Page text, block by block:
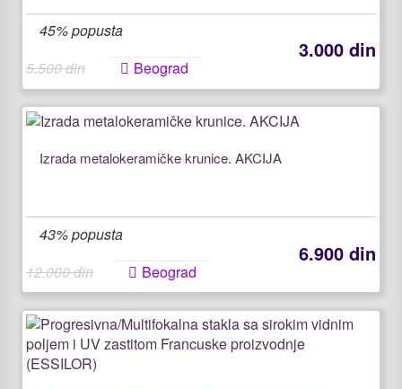
45% popusta
3.000 din
5.500 din Beograd
Izrada metalokeramičke krunice. AKCIJA
43% popusta
6.900 din
12.000 din Beograd